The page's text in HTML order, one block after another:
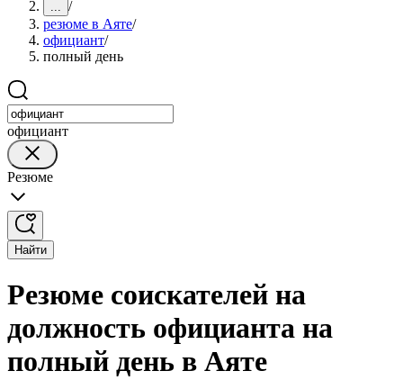
... /
резюме в Аяте/
официант/
полный день
официант
Резюме
Найти
Резюме соискателей на
должность официанта на
полный день в Аяте